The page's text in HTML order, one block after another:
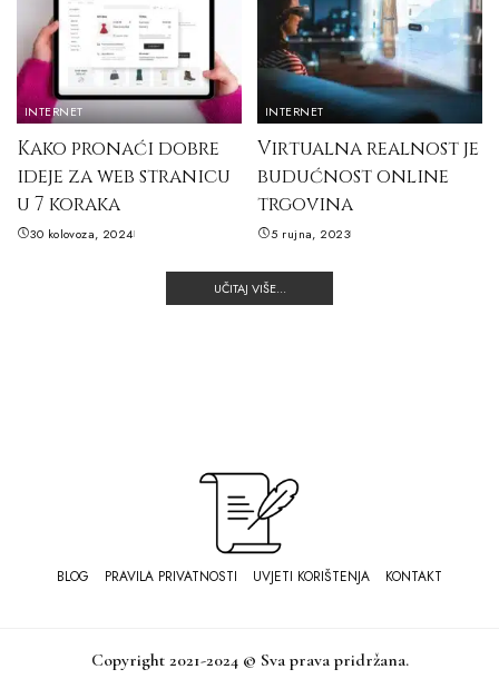
INTERNET
Kako pronaći dobre
ideje za web stranicu
u 7 koraka
30 kolovoza, 2024
INTERNET
Virtualna realnost je
budućnost online
trgovina
5 rujna, 2023
UČITAJ VIŠE...
BLOG PRAVILA PRIVATNOSTI UVJETI KORIŠTENJA KONTAKT
Copyright 2021-2024 © Sva prava pridržana.